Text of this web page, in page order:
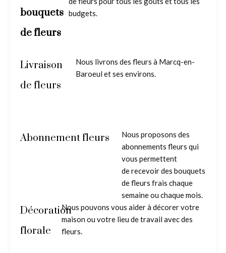
bouquets
de fleurs
budgets.
Livraison
de fleurs
Nous livrons des fleurs à Marcq-en-
Baroeul et ses environs.
Abonnement fleurs
Nous proposons des
abonnements fleurs qui
vous permettent
de recevoir des bouquets
de fleurs frais chaque
semaine ou chaque mois.
Décoration
florale
Nous pouvons vous aider à décorer votre
maison ou votre lieu de travail avec des
fleurs.